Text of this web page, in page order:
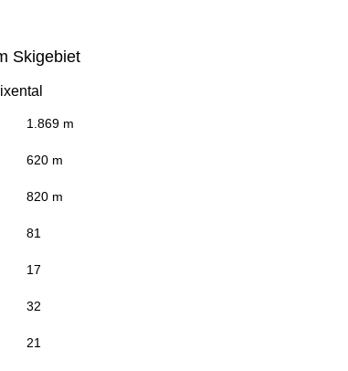
Skigebiet
1.869 m
620 m
820 m
81
17
32
21